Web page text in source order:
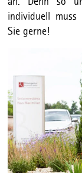
individuell
Sie gerne!